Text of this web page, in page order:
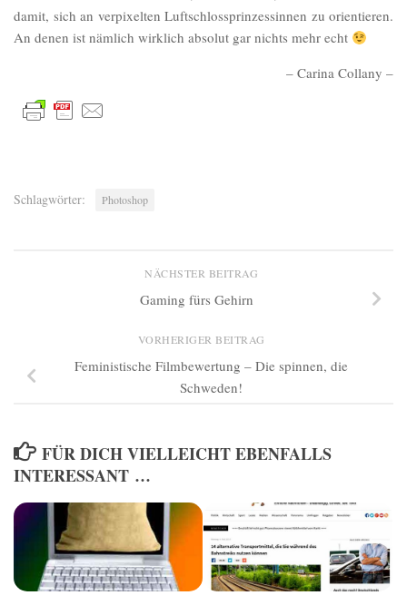
damit, sich an verpixelten Luftschlossprinzessinnen zu orientieren.
An denen ist nämlich wirklich absolut gar nichts mehr echt
– Carina Collany –
Schlagwörter: Photoshop
NÄCHSTER BEITRAG
Gaming fürs Gehirn
VORHERIGER BEITRAG
Feministische Filmbewertung – Die spinnen, die
Schweden!
FÜR DICH VIELLEICHT EBENFALLS
INTERESSANT …